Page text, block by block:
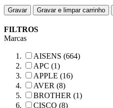
Gravar Gravar e limpar carrinho
FILTROS
Marcas
AISENS (664)
APC (1)
APPLE (16)
AVER (8)
BROTHER (1)
CISCO (8)